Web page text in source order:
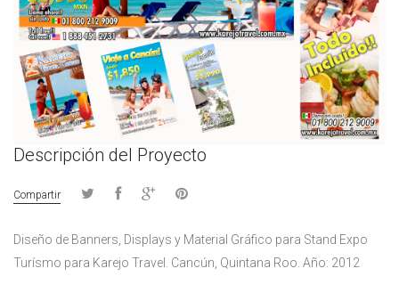
Descripción del Proyecto
Compartir
Diseño de Banners, Displays y Material Gráfico para Stand Expo
Turísmo para Karejo Travel. Cancún, Quintana Roo. Año: 2012